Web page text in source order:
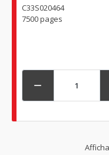
C33S020464
7500 pages
